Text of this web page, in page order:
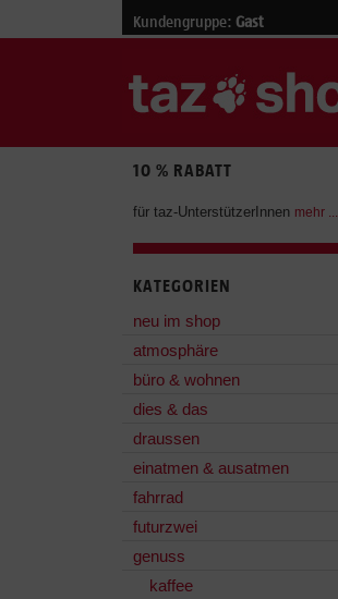
Kundengruppe: Gast
10 % RABATT
für taz-UnterstützerInnen mehr ...
KATEGORIEN
neu im shop
atmosphäre
büro & wohnen
dies & das
draussen
einatmen & ausatmen
fahrrad
futurzwei
genuss
kaffee